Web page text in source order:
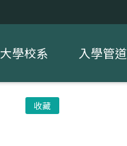
大學校系 入學管道
收藏